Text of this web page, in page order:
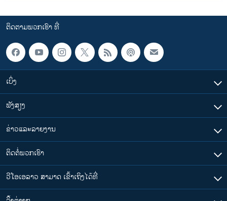
ຕິດຕາມພວກເຮົາ ທີ່
ເບິ່ງ
ຟັງສຽງ
ຂ່າວແລະລາຍງານ
ຕິດຕໍ່ພວກເຮົາ
ວີໂອເອລາວ ສາມາດ ເຂົ້າເຖິງໄດ້ທີ່